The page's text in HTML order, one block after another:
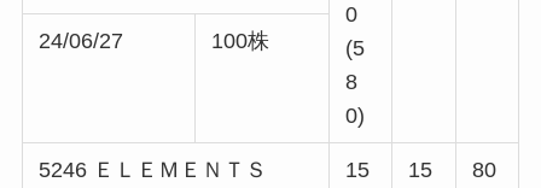
0
(5
8
0)
24/06/27 100株
5246 ＥＬＥＭＥＮＴＳ
15
15
80